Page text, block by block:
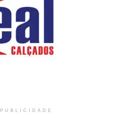
PUBLICIDADE